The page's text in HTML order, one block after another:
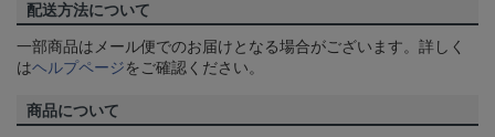
配送方法について
一部商品はメール便でのお届けとなる場合がございます。詳しく
はヘルプページをご確認ください。
商品について